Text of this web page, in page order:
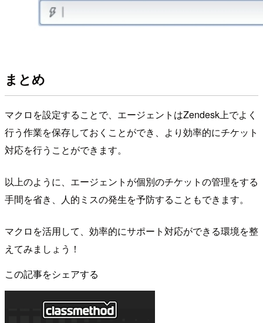
まとめ
マクロを設定することで、エージェントはZendesk上でよく
行う作業を保存しておくことができ、より効率的にチケット
対応を行うことができます。
以上のように、エージェントが個別のチケットの管理をする
手間を省き、人的ミスの発生を予防することもできます。
マクロを活用して、効率的にサポート対応ができる環境を整
えてみましょう！
この記事をシェアする